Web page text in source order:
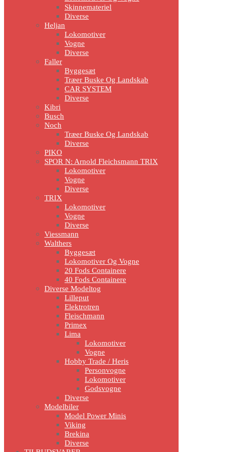
Skinnemateriel
Diverse
Heljan
Lokomotiver
Vogne
Diverse
Faller
Byggesæt
Træer Buske Og Landskab
CAR SYSTEM
Diverse
Kibri
Busch
Noch
Træer Buske Og Landskab
Diverse
PIKO
SPOR N: Arnold Fleichsmann TRIX
Lokomotiver
Vogne
Diverse
TRIX
Lokomotiver
Vogne
Diverse
Viessmann
Walthers
Byggesæt
Lokomotiver Og Vogne
20 Fods Containere
40 Fods Containere
Diverse Modeltog
Lilleput
Elektrotren
Fleischmann
Primex
Lima
Lokomotiver
Vogne
Hobby Trade / Heris
Personvogne
Lokomotiver
Godsvogne
Diverse
Modelbiler
Model Power Minis
Viking
Brekina
Diverse